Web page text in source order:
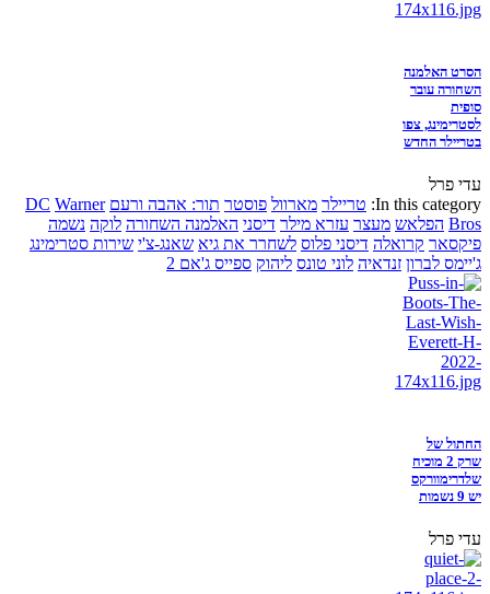
הסרט האלמנה
השחורה עובר
סופית
לסטרימינג, צפו
בטריילר החדש
עדי פרל
In this category: טריילר מארוול פוסטר תור: אהבה ורעם DC Warner
Bros הפלאש מעצר עזרא מילר דיסני האלמנה השחורה לוקה נשמה
פיקסאר קרואלה דיסני פלוס לשחרר את גיא שאנג-צ'י שירות סטרימינג
ג'יימס לברון זנדאיה לוני טונס ליהוק ספייס ג'אם 2
החתול של
שרק 2 מוכיח
שלדרימוורקס
יש 9 נשמות
עדי פרל